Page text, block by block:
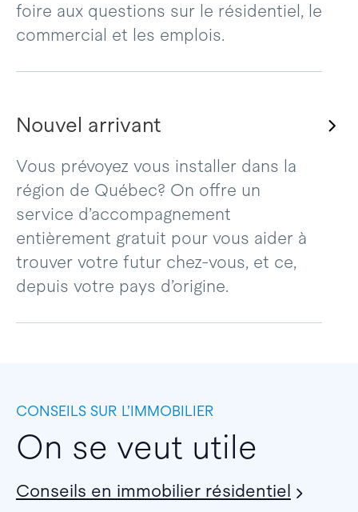
foire aux questions sur le résidentiel, le
commercial et les emplois.
Nouvel arrivant
Vous prévoyez vous installer dans la
région de Québec? On offre un
service d’accompagnement
entièrement gratuit pour vous aider à
trouver votre futur chez-vous, et ce,
depuis votre pays d’origine.
CONSEILS SUR L’IMMOBILIER
On se veut utile
Conseils en immobilier résidentiel